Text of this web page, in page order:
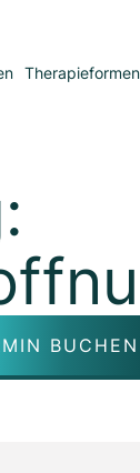
Therapieformen
BUCHEN